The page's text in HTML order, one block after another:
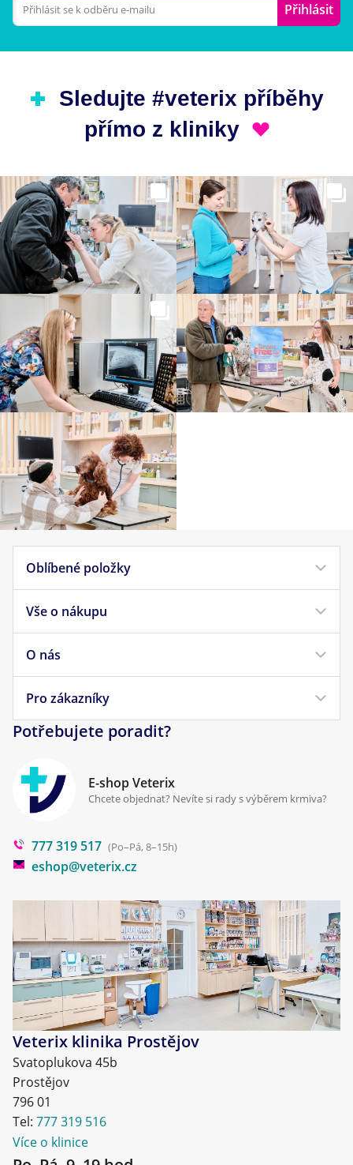
Přihlásit
Sledujte #veterix příběhy
přímo z kliniky
Oblíbené položky
Krmivo pro psy
Krmivo pro kočky
Veterinární diety
Pamlsky pro psy
Vše o nákupu
Doprava a platba
Obchodní podmínky
Reklamace a vrácení
Cookies a podmínky používání
O nás
Náš příběh
Pro zákazníky
Klinika Prostějov
Poradna
Blog
Potřebujete poradit?
E-shop Veterix
Chcete objednat? Nevíte si rady s výběrem krmiva?
777 319 517 (Po–Pá, 8–15h)
eshop@veterix.cz
Veterix klinika Prostějov
Svatoplukova 45b
Prostějov
796 01
Tel: 777 319 516
Více o klinice